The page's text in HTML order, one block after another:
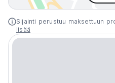
Sijainti perustuu maksettuun
lisää